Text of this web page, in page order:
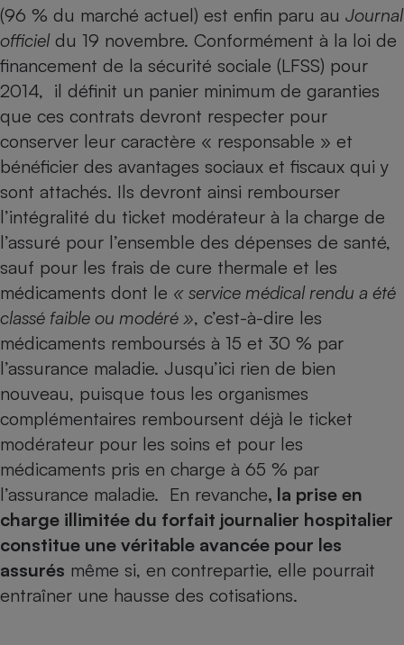
(96 % du marché actuel) est enfin paru au Journal
officieldu 19 novembre. Conformément à la loi de
financement de la sécurité sociale (LFSS) pour
2014, il définit un panier minimum de garanties
que ces contrats devront respecter pour
conserver leur caractère « responsable » et
bénéficier des avantages sociaux et fiscaux qui y
sont attachés. Ils devront ainsi rembourser
l’intégralité du ticket modérateur à la charge de
l’assuré pour l’ensemble des dépenses de santé,
sauf pour les frais de cure thermale et les
médicaments dont le « service médical rendu a été
classé faible ou modéré », c’est-à-dire les
médicaments remboursés à 15 et 30 % par
l’assurance maladie. Jusqu’ici rien de bien
nouveau, puisque tous les organismes
complémentaires remboursent déjà le ticket
modérateur pour les soins et pour les
médicaments pris en charge à 65 % par
l’assurance maladie. En revanche, la prise en
charge illimitée du forfait journalier hospitalier
constitue une véritable avancée pour les
assurés même si, en contrepartie, elle pourrait
entraîner une hausse des cotisations.
Complément
alimentaire
bouteille
Assurance emprunteur
Banque
Petit électroménager -
Lave-linge
Plaque de cuisson à
induction
Téléviseur
Téléphone mobile -
Smartphone
Matelas
Radiateur électrique
Climatiseur -
Ventilateur
Mutuelle
Antimoustique